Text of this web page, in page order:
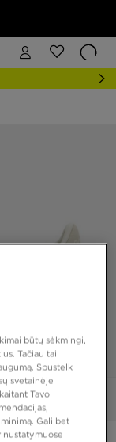
360°
būtų sėkmingi,
Tačiau tai
Spustelk
svetainėje
Tavo
Gali bet
nustatymuose